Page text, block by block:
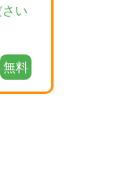
い
無料